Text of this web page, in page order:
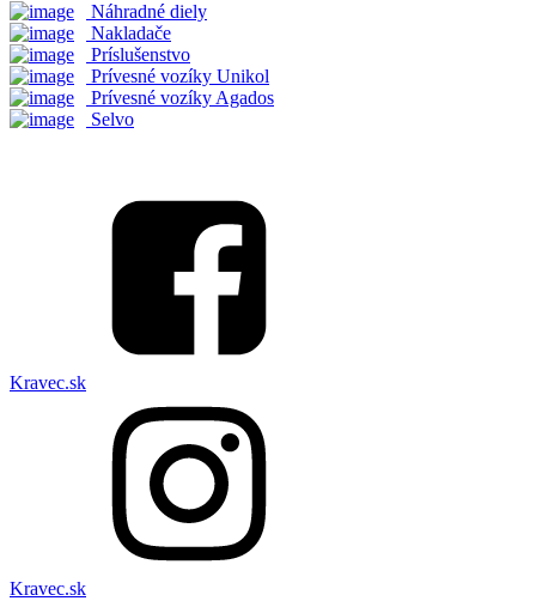
Náhradné diely
Nakladače
Príslušenstvo
Prívesné vozíky Unikol
Prívesné vozíky Agados
Selvo
Kravec.sk
Kravec.sk